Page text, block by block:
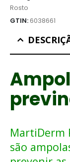
Rosto
GTIN:6038661
MartiDerm
são